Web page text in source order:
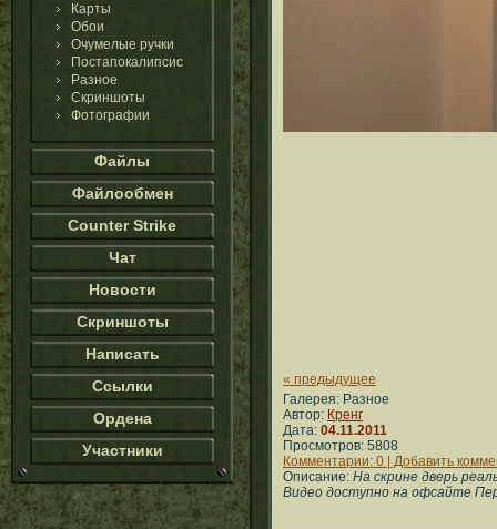
Карты
Обои
Очумелые ручки
Постапокалипсис
Разное
Скриншоты
Фотографии
Файлы
Файлообмен
Counter Strike
Чат
Новости
Скриншоты
Написать
Ссылки
Ордена
Участники
« предыдущее
Галерея: Разное
Автор: Кренг
Дата: 04.11.2011
Просмотров: 5808
Комментарии: 0 | Добавить
Описание: На скрине дверь
Видео доступно на офсайте